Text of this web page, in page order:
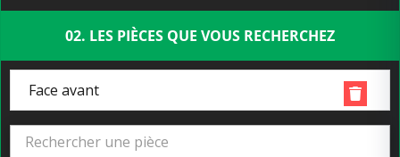
02. LES PIÈCES QUE VOUS RECHERCHEZ
Face avant